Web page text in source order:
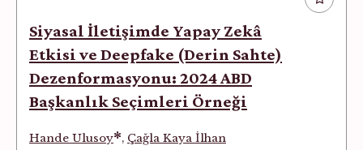
Siyasal İletişimde Yapay Zekâ
Etkisi ve Deepfake (Derin Sahte)
Dezenformasyonu: 2024 ABD
Başkanlık Seçimleri Örneği
Hande Ulusoy*, Çağla Kaya İlhan